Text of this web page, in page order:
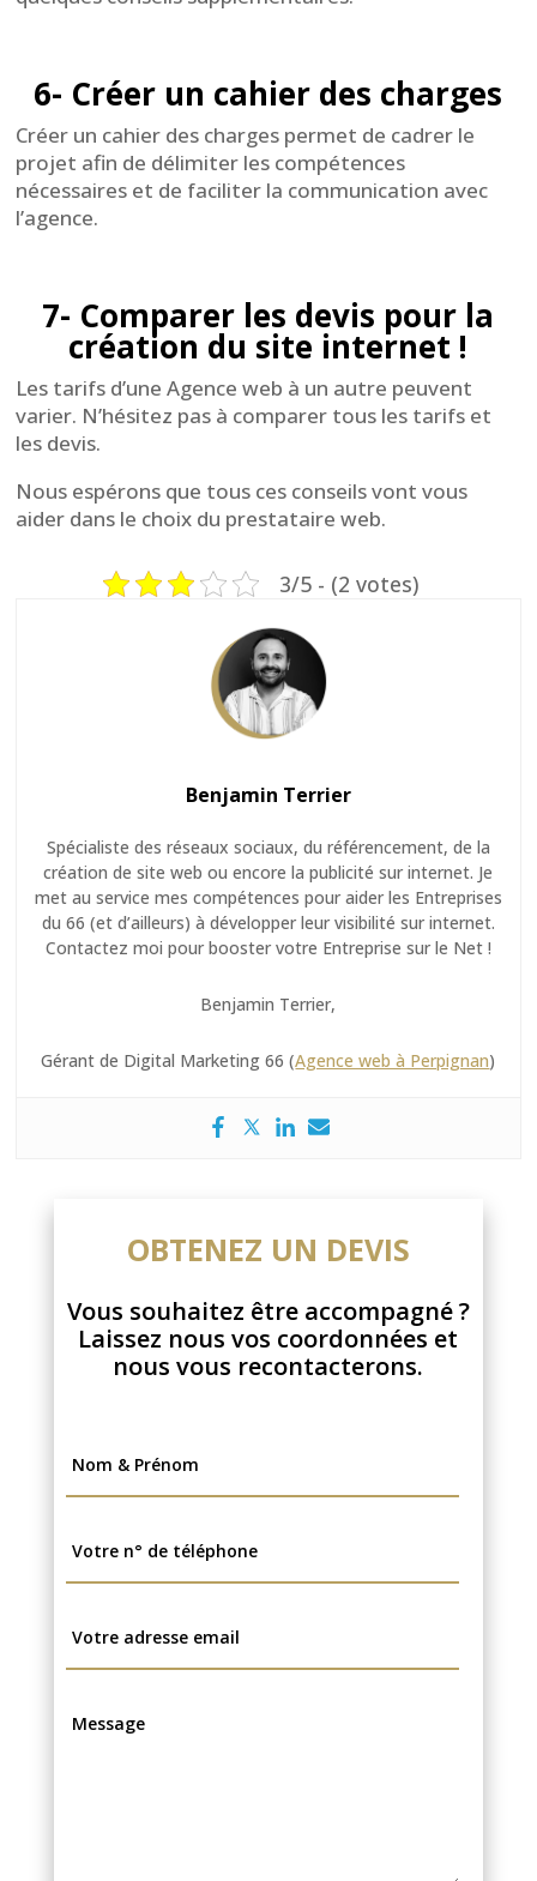
6- Créer un cahier des charges
Créer un cahier des charges permet de cadrer le
projet afin de délimiter les compétences
nécessaires et de faciliter la communication avec
l’agence.
7- Comparer les devis pour la
création du site internet !
Les tarifs d’une Agence web à un autre peuvent
varier. N’hésitez pas à comparer tous les tarifs et
les devis.
Nous espérons que tous ces conseils vont vous
aider dans le choix du prestataire web.
3/5 - (2 votes)
Benjamin Terrier
Spécialiste des réseaux sociaux, du référencement, de la
création de site web ou encore la publicité sur internet. Je
met au service mes compétences pour aider les Entreprises
du 66 (et d’ailleurs) à développer leur visibilité sur internet.
Contactez moi pour booster votre Entreprise sur le Net !
Benjamin Terrier,
Gérant de Digital Marketing 66 (Agence web à Perpignan)
OBTENEZ UN DEVIS
Vous souhaitez être accompagné ?
Laissez nous vos coordonnées et
nous vous recontacterons.